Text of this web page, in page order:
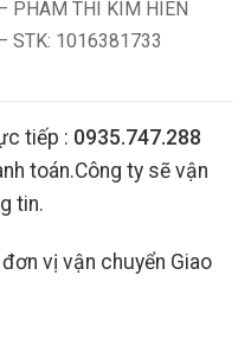
PHAM THI KIM HIEN
STK: 1016381733
tiếp : 0935.747.288
toán.Công ty sẽ vận
tin.
vị vận chuyển Giao